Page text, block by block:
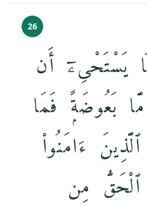
26
يَسْتَحْىِۦٓ أَن
بَعُوضَةًۭ فَمَا
ءَامَنُوا۟
ٱلْحَقُّ مِن